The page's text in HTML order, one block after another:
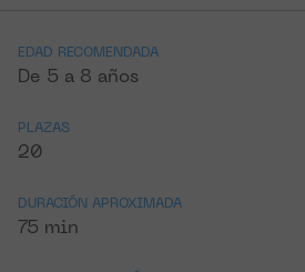
EDAD RECOMENDADA
De 5 a 8 años
PLAZAS
20
DURACIÓN APROXIMADA
75 min